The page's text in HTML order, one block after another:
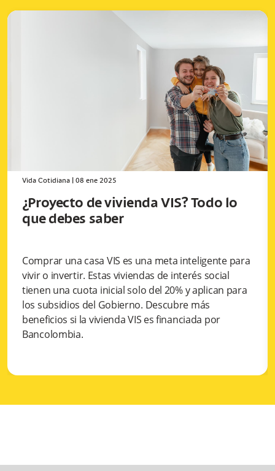
Vida Cotidiana 08 ene 2025
¿Proyecto de vivienda VIS? Todo lo
que debes saber
Comprar una casa VIS es una meta inteligente para
vivir o invertir. Estas viviendas de interés social
tienen una cuota inicial solo del 20% y aplican para
los subsidios del Gobierno. Descubre más
beneficios si la vivienda VIS es financiada por
Bancolombia.